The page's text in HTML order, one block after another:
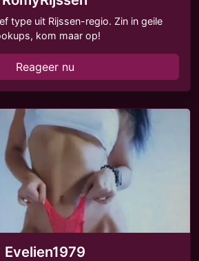
type uit Rijssen-regio. Zin in geile
kom maar op!
Reageer nu
Evelien1979